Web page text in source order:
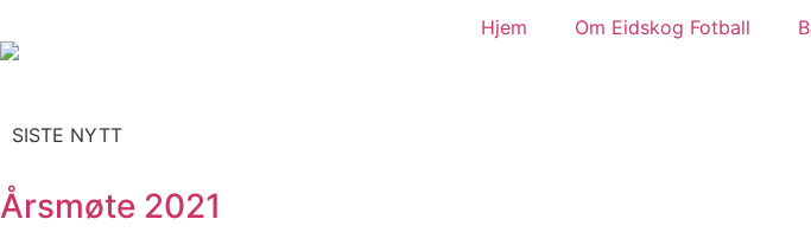
Hjem Om Eidskog Fotball
SISTE NYTT
Årsmøte 2021